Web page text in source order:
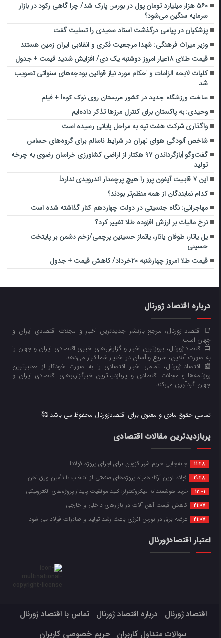
۵۶۰ هزار میلیارد تومان پول در بورس پارک شد/ چرا گاهی رکود در بازار
سرمایه سنگین‌ می‌شود؟
پزشکیان در پیامی درگذشت استاد سعیدی را تسلیت گفت
وزیر میراث فرهنگی: شهدا مرجعیت فکری و انقلابی ایران زمین هستند
قیمت طلای ۱۸عیار امروز دوشنبه یک دی/ افزایش شدید قیمت + جدول
کلیات لایحه الزامات و احکام مورد نیاز قوانین بودجه‌های سنواتی تصویب
شد
ساخت ورزشگاه جدید در کشور عربستان روی نوک کوه! + فیلم
وحیدی: به پاکستان برای کنترل مرزها تذکر داده‌ایم
واگذاری شرکت هفت تپه به مراحل پایانی رسیده است
شاخص آلودگی هوای تهران در شرایط ناسالم برای گروه‌های حساس
گفت‌وگو |بازگرداندن ۹۷ هکتار از اراضی کشاورزی خراسان رضوی به چرخه
تولید
این ۷ قابلیت آیفون پرو را هیچ پرچمدار اندرویدی ندارد!
کدام نمایندگان از همه منظم‌تر بودند؟
مهاجرانی: نگاه جنسیتی در دولت چهاردهم کنار گذاشته شده است
نرخ مالیات بر ارزش افزوده طلا تغییر کرد؟
یل یاتار، طوفان یاتار، یاتماز حسینین پرچمی/زخم دشمن بر پایتخت
حسینی
قیمت طلا امروز چهارشنبه ۲۰خرداد/ کاهش قیمت + جدول
درباره اقتصاد ژورنال
📑 اقتصاد ژورنال، مرجع بازنشر جدیدترین اخبار و مجلات اقتصادی ایران و
جهان است.
📺 اقتصاد ژورنال، بروزترین اخبار و گزارش‌های خبری اقتصادی ایران و جهان را
به صورت آنلاین، سریع و آسان در اختیار شما قرار می‌‌دهد.
📰 اقتصاد ژورنال، تمامی اخبار اقتصادی را به صورت خودکار از معتبرترین
روزنامه‌ها و مجلات اقتصادی و پربازدیدترین خبرگزاری‌های اقتصادی ایران و
جهان گردآوری می‌کند.
تمامی حقوق مادی و معنوی برای اقتصادژورنال محفوظ می باشد 🥰
پربازدیدترین مقالات اقتصادی
11:28 جابه‌جایی حریم شهر قزوین برای اجرای پروژه فولاد!
19:28 فولاد نوین آرکا؛ همراه پروژه‌های صنعتی از انتخاب تا تأمین ورق آهن
12:01 خرید هوشمندانه میکروکنترلر؛ کلید موفقیت پایدار پروژه‌های الکترونیکی
21:07 کاهش قیمت آهن آلات در بازارهای داخلی و خارجی
21:07 عرضه برق در بورس انرژی باعث رشد تولید و صادرات فولاد می شود
اعتبار اقتصادژورنال
اقتصاد ژورنال درباره اقتصاد ژورنال
تماس با اقتصاد ژورنال
سوالات متداول کاربران
حریم خصوصی کاربران